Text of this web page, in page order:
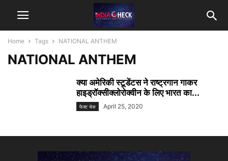
Home Tags NATIONAL ANTHEM
NATIONAL ANTHEM
क्या अमेरिकी स्टूडेंटस ने राष्ट्रगान गाकर
हाइड्रॉक्सीक्लोरोक्वीन के लिए भारत का...
फैक्ट चेक April 25, 2020